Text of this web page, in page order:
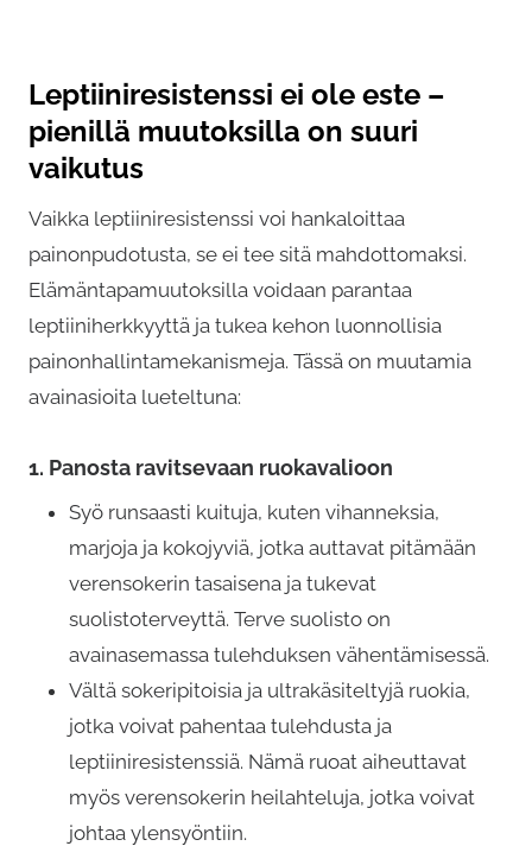
Ruokaohjelma rasvanpolttoon naiselle
5.00 out of
5
Valitse painoluokka
u
t
t
e
e
l
l
a
o
n
Leptiiniresistenssi ei ole este –
pienillä muutoksilla on suuri
vaikutus
Vaikka leptiiniresistenssi voi hankaloittaa
painonpudotusta, se ei tee sitä mahdottomaksi.
Elämäntapamuutoksilla voidaan parantaa
leptiiniherkkyyttä ja tukea kehon luonnollisia
painonhallintamekanismeja. Tässä on muutamia
avainasioita lueteltuna:
1. Panosta ravitsevaan ruokavalioon
Syö runsaasti kuituja, kuten vihanneksia,
marjoja ja kokojyviä, jotka auttavat pitämään
verensokerin tasaisena ja tukevat
suolistoterveyttä. Terve suolisto on
avainasemassa tulehduksen vähentämisessä.
Vältä sokeripitoisia ja ultrakäsiteltyjä ruokia,
jotka voivat pahentaa tulehdusta ja
leptiiniresistenssiä. Nämä ruoat aiheuttavat
myös verensokerin heilahteluja, jotka voivat
johtaa ylensyöntiin.